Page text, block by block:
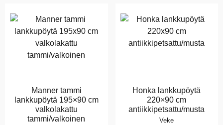
Manner tammi
lankkupöytä 195×90 cm
valkolakattu
tammi/valkoinen
Honka lankkupöytä
220×90 cm
antiikkipetsattu/musta
Veke